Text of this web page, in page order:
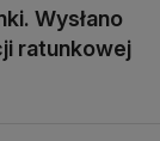
Wysłano
ratunkowej